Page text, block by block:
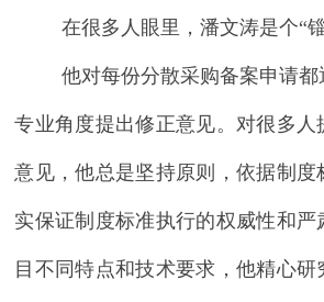
在很多人眼里，潘文涛是个“
他对每份分散采购备案申请
专业角度提出修正意见。对很多人
意见，他总是坚持原则，依据制度
实保证制度标准执行的权威性和严
目不同特点和技术要求，他精心